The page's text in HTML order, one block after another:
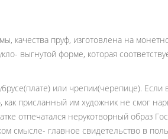
качества пруф, изготовлена на
выгнутой форме, которая
или чрепии(черепице). Если
присланный им художник не смог
отпечатался нерукотворный образ
смысле- главное свидетельство в